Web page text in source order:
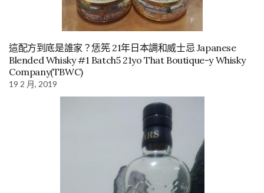
這配方到底是誰家？恁筅 21年日本調和威士忌 Japanese
Blended Whisky #1 Batch5 21yo That Boutique-y Whisky
Company(TBWC)
19 2 月, 2019